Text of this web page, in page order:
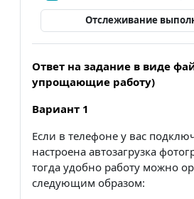
Отслеживание
Ответ на задание в виде
упрощающие работу)
Вариант 1
Если в телефоне у вас
настроена автозагрузка
тогда удобно работу можно
следующим образом: